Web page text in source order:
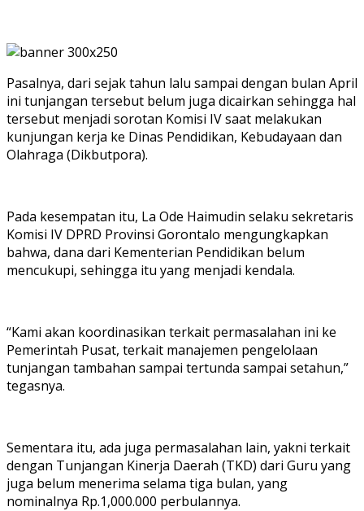
Pasalnya, dari sejak tahun lalu sampai dengan bulan April
ini tunjangan tersebut belum juga dicairkan sehingga hal
tersebut menjadi sorotan Komisi IV saat melakukan
kunjungan kerja ke Dinas Pendidikan, Kebudayaan dan
Olahraga (Dikbutpora).
Pada kesempatan itu, La Ode Haimudin selaku sekretaris
Komisi IV DPRD Provinsi Gorontalo mengungkapkan
bahwa, dana dari Kementerian Pendidikan belum
mencukupi, sehingga itu yang menjadi kendala.
“Kami akan koordinasikan terkait permasalahan ini ke
Pemerintah Pusat, terkait manajemen pengelolaan
tunjangan tambahan sampai tertunda sampai setahun,”
tegasnya.
Sementara itu, ada juga permasalahan lain, yakni terkait
dengan Tunjangan Kinerja Daerah (TKD) dari Guru yang
juga belum menerima selama tiga bulan, yang
nominalnya Rp.1,000.000 perbulannya.